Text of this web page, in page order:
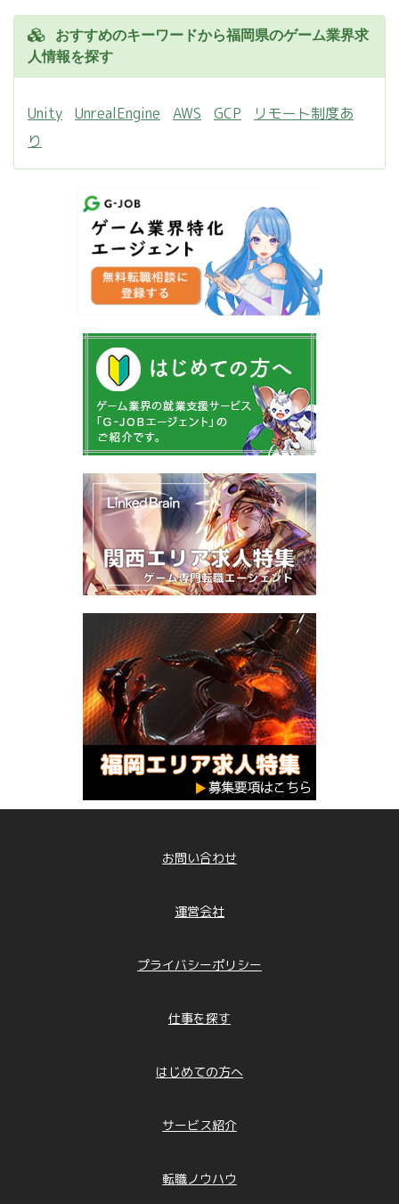
おすすめのキーワードから福岡県のゲーム業界求
人情報を探す
Unity UnrealEngine AWS GCP
リモート制度あ
り
お問い合わせ
運営会社
プライバシーポリシー
仕事を探す
はじめての方へ
サービス紹介
転職ノウハウ